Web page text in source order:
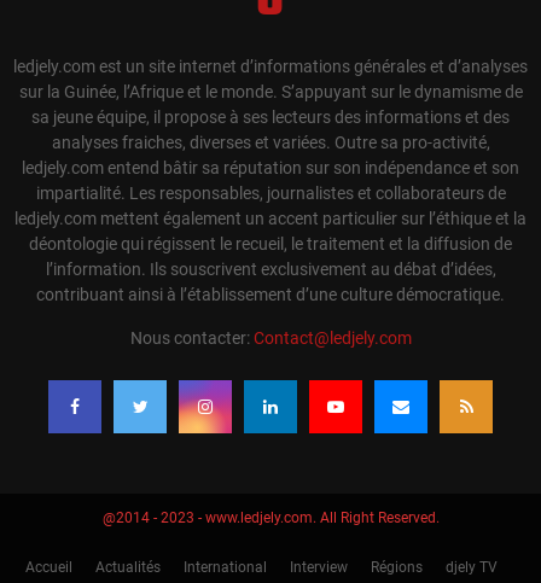
ledjely.com est un site internet d’informations générales et d’analyses
sur la Guinée, l’Afrique et le monde. S’appuyant sur le dynamisme de
sa jeune équipe, il propose à ses lecteurs des informations et des
analyses fraiches, diverses et variées. Outre sa pro-activité,
ledjely.com entend bâtir sa réputation sur son indépendance et son
impartialité. Les responsables, journalistes et collaborateurs de
ledjely.com mettent également un accent particulier sur l’éthique et la
déontologie qui régissent le recueil, le traitement et la diffusion de
l’information. Ils souscrivent exclusivement au débat d’idées,
contribuant ainsi à l’établissement d’une culture démocratique.
Nous contacter:Contact@ledjely.com
@2014 - 2023 - www.ledjely.com. All Right Reserved.
Accueil Actualités International Interview Régions djely TV